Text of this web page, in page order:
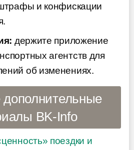
и конфискации
держите приложение
агентств для
об изменениях.
BK-Info
поездки и